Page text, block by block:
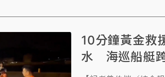
10分鐘黃金救
水 海巡船艇